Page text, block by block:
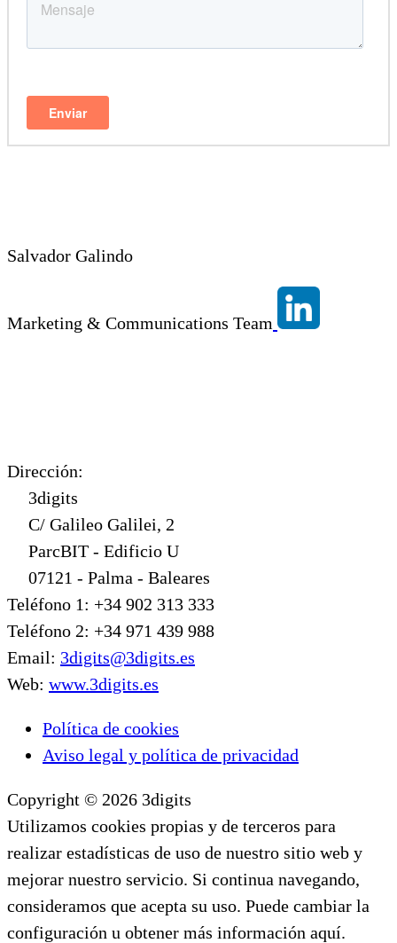
Salvador Galindo
Marketing & Communications Team
Dirección:
3digits
C/ Galileo Galilei, 2
ParcBIT - Edificio U
07121 - Palma - Baleares
Teléfono 1: +34 902 313 333
Teléfono 2: +34 971 439 988
Email: 3digits@3digits.es
Web: www.3digits.es
Política de cookies
Aviso legal y política de privacidad
Copyright © 2026 3digits
Utilizamos cookies propias y de terceros para
realizar estadísticas de uso de nuestro sitio web y
mejorar nuestro servicio. Si continua navegando,
consideramos que acepta su uso. Puede cambiar la
configuración u obtener más información aquí.